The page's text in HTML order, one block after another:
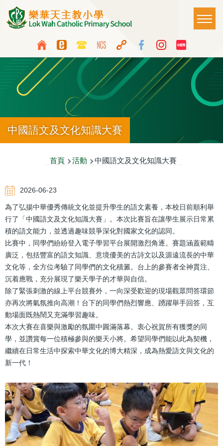
移至主內容
Top
Media
Icon
Button
Language
switcher
Main
中國語文及文化知識大賽
連
結
首頁 活動 中國語文及文化知識大賽
2026-06-23
為了弘揚中華優秀傳統文化並提升學生的語文素養，本校日前順利舉
行了「中國語文及文化知識大賽」。本次比賽旨在讓學生展示日常累
積的語文能力，並透過趣味競爭深化對國家文化的認同。
比賽中，同學們紛紛登入電子學習平台展開激烈角逐。賽題涵蓋範疇
廣泛，包括豐富的語文知識、意境優美的古詩文以及源遠流長的中華
文化等，全方位考驗了同學們的文化積澱。台上的參賽者全神貫注、
沉着應戰，充分展現了樂天學子的才華與自信。
除了緊張刺激的線上平台競賽外，一向深受歡迎的現場觀眾問答環節
亦再次將氣氛推向高潮！台下的同學們熱烈響應、踴躍舉手回答，互
動場面既熱鬧又充滿學習趣味。
本次大賽在喜樂與激勵的氛圍中圓滿落幕。衷心祝賀所有獲獎的同
學，並讚賞每一位積極參與的樂天小將。希望同學們能以此為契機，
繼續在日常生活中探索中華文化的博大精深，成為熱愛語文與文化的
新一代！